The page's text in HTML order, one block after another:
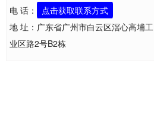
电 话：
点击获取联系方式
地 址：广东省广州市白云区滘心高埔工
业区路2号B2栋